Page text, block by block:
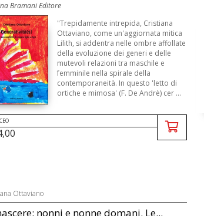
Bramani Editore
"Trepidamente intrepida, Cristiana
Ottaviano, come un'aggiornata mitica
Lilith, si addentra nelle ombre affollate
della evoluzione dei generi e delle
mutevoli relazioni tra maschile e
femminile nella spirale della
contemporaneità. In questo 'letto di
ortiche e mimosa' (F. De Andrè) cer ...
Ottaviano
nonni e nonne domani. Le...